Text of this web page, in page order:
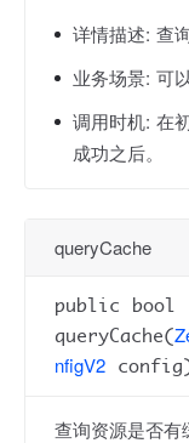
详情描述: 查
业务场景: 可
调用时机: 在
成功之后。
queryCache
public bool
queryCache(
nfigV2
查询资源是否有